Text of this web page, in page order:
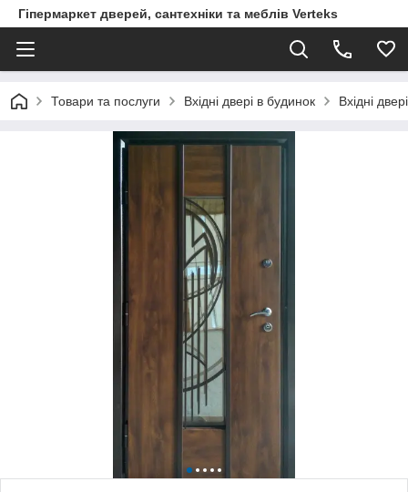
Гіпермаркет дверей, сантехніки та меблів Verteks
Товари та послуги Вхідні двері в будинок Вхідні